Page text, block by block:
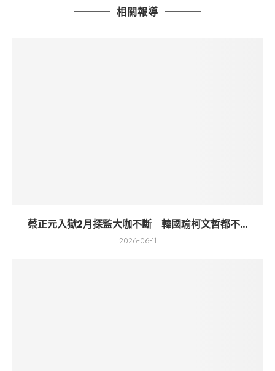
相關報導
蔡正元入獄2月探監大咖不斷 韓國瑜柯文哲都不...
2026-06-11